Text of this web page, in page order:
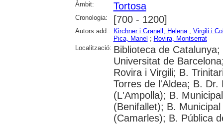
Àmbit:
Tortosa
Cronologia: [700 - 1200]
Autors add.: Kirchner i Granell, Helena; Virgili i
Pica, Manel ; Rovira, Montserrat
Localització: Biblioteca de
Universitat de
Rovira i Virgili; B.
Torres de l'Aldea; B.
(L'Ampolla); B.
(Benifallet); B.
(Camarles); B. Pública